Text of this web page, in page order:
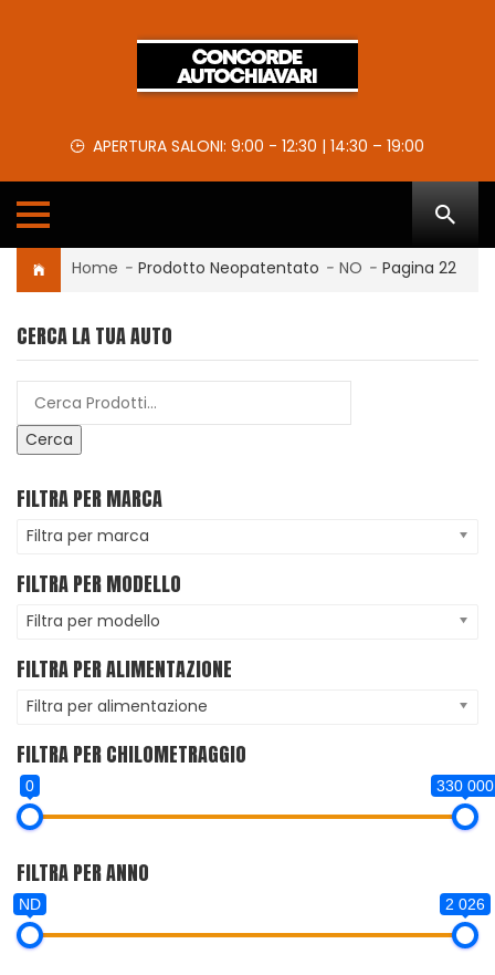
APERTURA SALONI: 9:00 - 12:30 | 14:30 – 19:00
Home - Prodotto Neopatentato - NO - Pagina 22
CERCA LA TUA AUTO
Cerca
FILTRA PER MARCA
Filtra per marca
FILTRA PER MODELLO
Filtra per modello
FILTRA PER ALIMENTAZIONE
Filtra per alimentazione
FILTRA PER CHILOMETRAGGIO
0 330 000
FILTRA PER ANNO
ND 2 026